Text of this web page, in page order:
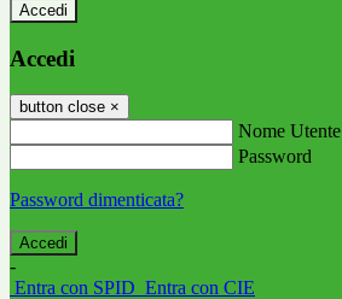
Accedi
Accedi
button close ×
Nome Utente
Password
Password dimenticata?
-
Entra con SPID Entra con CIE